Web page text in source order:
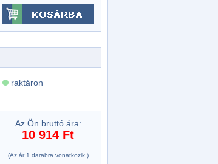
raktáron
Az Ön bruttó ára:
10 914 Ft
(Az ár 1 darabra vonatkozik.)